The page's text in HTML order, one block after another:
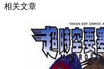
相关文章